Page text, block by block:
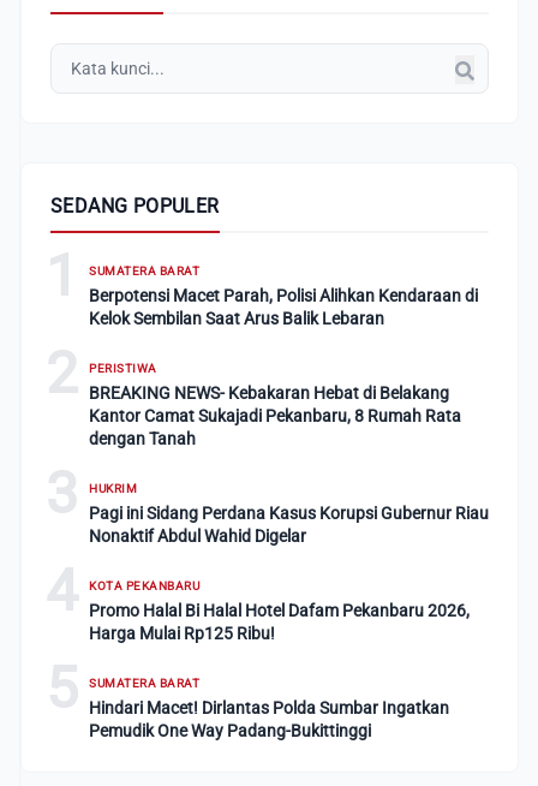
SEDANG POPULER
1 SUMATERA BARAT
Berpotensi Macet Parah, Polisi Alihkan Kendaraan di
Kelok Sembilan Saat Arus Balik Lebaran
2 PERISTIWA
BREAKING NEWS- Kebakaran Hebat di Belakang
Kantor Camat Sukajadi Pekanbaru, 8 Rumah Rata
dengan Tanah
3 HUKRIM
Pagi ini Sidang Perdana Kasus Korupsi Gubernur Riau
Nonaktif Abdul Wahid Digelar
4 KOTA PEKANBARU
Promo Halal Bi Halal Hotel Dafam Pekanbaru 2026,
Harga Mulai Rp125 Ribu!
5 SUMATERA BARAT
Hindari Macet! Dirlantas Polda Sumbar Ingatkan
Pemudik One Way Padang-Bukittinggi